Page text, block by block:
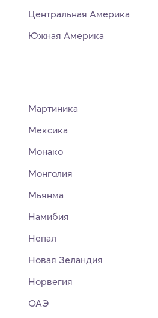
Центральная Америка
Южная Америка
Мартиника
Мексика
Монако
Монголия
Мьянма
Намибия
Непал
Новая Зеландия
Норвегия
ОАЭ